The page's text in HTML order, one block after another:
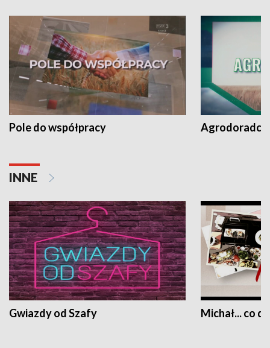
Pole do współpracy Agrodoradcy
INNE
Gwiazdy od Szafy Michał... co